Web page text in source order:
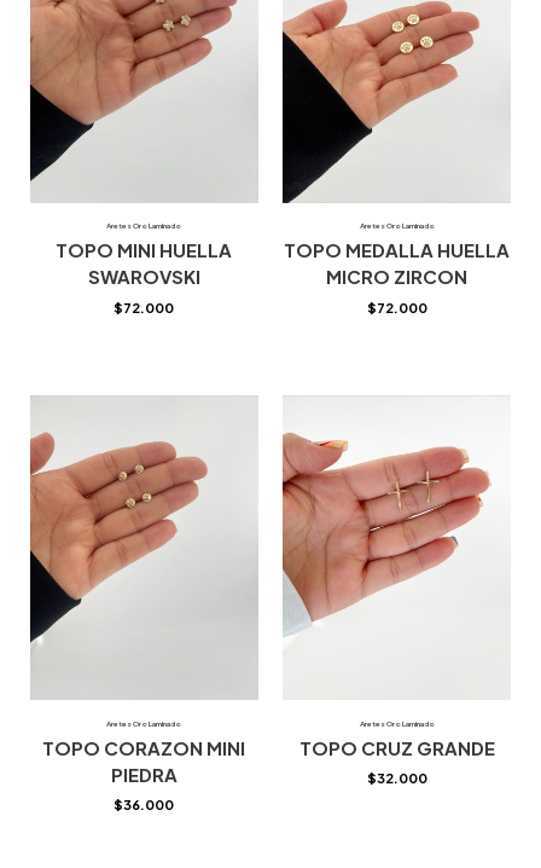
Aretes Oro Laminado
TOPO MINI HUELLA
SWAROVSKI
$72.000
Aretes Oro Laminado
TOPO MEDALLA HUELLA
MICRO ZIRCON
$72.000
Aretes Oro Laminado
TOPO CORAZON MINI
PIEDRA
$36.000
Aretes Oro Laminado
TOPO CRUZ GRANDE
$32.000